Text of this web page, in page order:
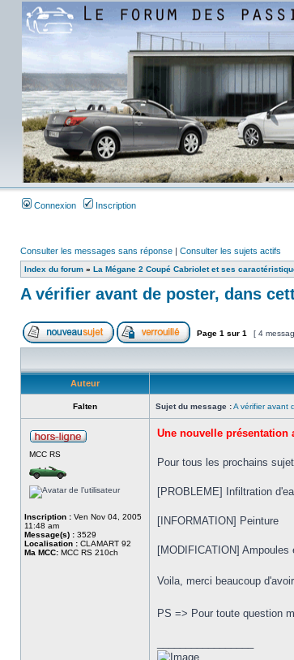
Connexion Inscription
Consulter les messages sans réponse | Consulter les sujets actifs
Index du forum » La Mégane 2 Coupé Cabriolet et ses
A vérifier avant de poster, dans
Page 1 sur 1 [ 4
Auteur
Falten Sujet du message :A vérifier avant
MCC RS
Inscription : Ven Nov 04, 2005
11:48 am
Message(s) : 3529
Localisation : CLAMART 92
Ma MCC: MCC RS 210ch
Une nouvelle
Pour tous les prochains
[PROBLEME] Infiltration
[INFORMATION] Peinture
[MODIFICATION] Ampoules
Voila, merci beaucoup
PS => Pour toute question